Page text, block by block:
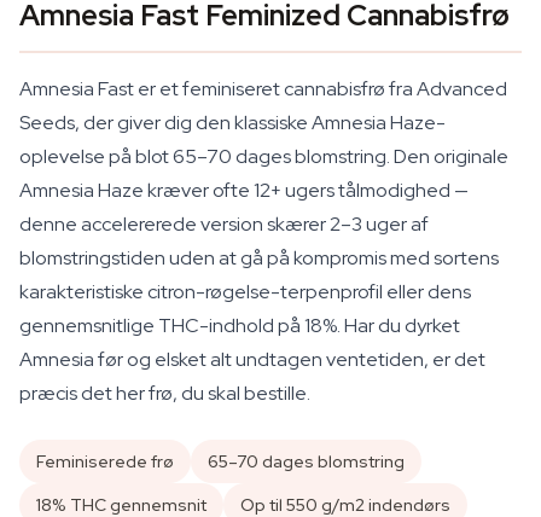
Amnesia Fast Feminized Cannabisfrø
Amnesia Fast er et feminiseret cannabisfrø fra Advanced
Seeds, der giver dig den klassiske Amnesia Haze-
oplevelse på blot 65–70 dages blomstring. Den originale
Amnesia Haze kræver ofte 12+ ugers tålmodighed —
denne accelererede version skærer 2–3 uger af
blomstringstiden uden at gå på kompromis med sortens
karakteristiske citron-røgelse-terpenprofil eller dens
gennemsnitlige THC-indhold på 18%. Har du dyrket
Amnesia før og elsket alt undtagen ventetiden, er det
præcis det her frø, du skal bestille.
Feminiserede frø
65–70 dages blomstring
18% THC gennemsnit
Op til 550 g/m2 indendørs